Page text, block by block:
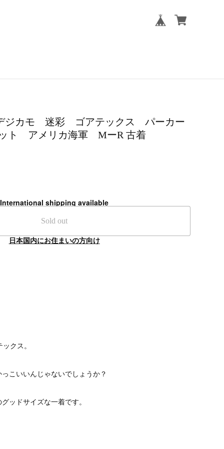
ジカモ 迷彩 ゴアテックス パーカー
ト アメリカ海軍 MーR 古着
International shipping available
Sold out
日本国内にお住まいの方向け
クス。
こいいんじゃないでしょうか？
ッドサイズな一着です。